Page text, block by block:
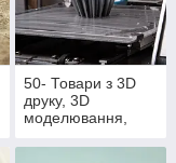
50- Товари з 3D
друку, 3D
моделювання,
та литті під тиском